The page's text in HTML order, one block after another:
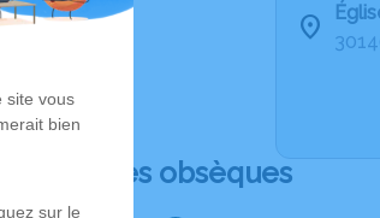
Déroulé des obsèques